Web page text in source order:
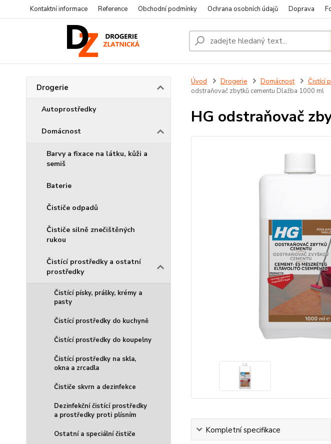
Kontaktní informace Reference Obchodní podmínky Ochrana osobních údajů Doprava
Drogerie
Autoprostředky
Domácnost
Barvy a fixace na látku, kůži a
semiš
Baterie
Čističe odpadů
Čističe silně znečištěných
rukou
Čistící prostředky a ostatní
prostředky
Čistící písky, prášky, krémy a
pasty
Čistící prostředky do kuchyně
Čistící prostředky do koupelny
Čistící prostředky na skla,
okna a zrcadla
Čističe skvrn a dezinfekce
Dezinfekční čistící prostředky
a prostředky proti plísním
Ostatní a speciální čističe
Úvod Drogerie Domácnost Čistící
odstraňovač zbytků cementu Dlažba 1000 ml
HG odstraňovač
Kompletní specifikace